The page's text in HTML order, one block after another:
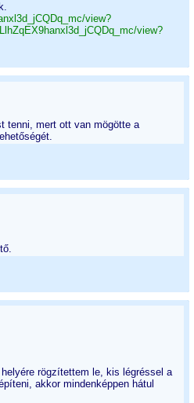
view?
view?
tenni, mert ott van mögötte a
rögzítettem le, kis légréssel a
akkor mindenképpen hátul